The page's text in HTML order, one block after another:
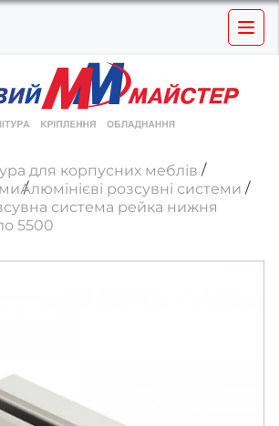
для корпусних меблів
Алюмінієві розсувні системи
система рейка нижня
5500